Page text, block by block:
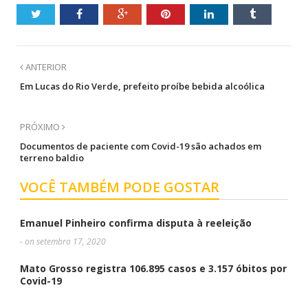
ANTERIOR
Em Lucas do Rio Verde, prefeito proíbe bebida alcoólica
PRÓXIMO
Documentos de paciente com Covid-19 são achados em
terreno baldio
VOCÊ TAMBÉM PODE GOSTAR
Emanuel Pinheiro confirma disputa à reeleição
- on setembro 17, 2020
Mato Grosso registra 106.895 casos e 3.157 óbitos por
Covid-19